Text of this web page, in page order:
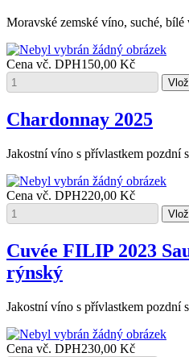
Moravské zemské víno, suché, bílé
Cena vč. DPH150,00 Kč
Chardonnay 2025
Jakostní víno s přívlastkem pozdní
Cena vč. DPH220,00 Kč
Cuvée FILIP 2023
rýnský
Jakostní víno s přívlastkem pozdní
Cena vč. DPH230,00 Kč